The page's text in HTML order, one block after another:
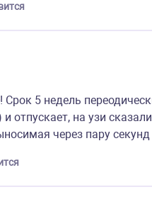
Срок 5 недель
отпускает, на узи
через пару секунд